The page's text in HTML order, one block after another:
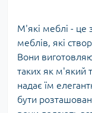
М'які меблі - це
меблів, які
Вони
таких як м'який
надає їм
бути